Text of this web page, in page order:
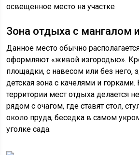
освещенное место на участке
Зона отдыха с мангалом
Данное место обычно
оформляют «живой изгородью».
площадки, с навесом или без него,
детская зона с качелями и горками.
территории мест отдыха делается
рядом с очагом, где ставят стол,
около пруда, беседка в самом
уголке сада.